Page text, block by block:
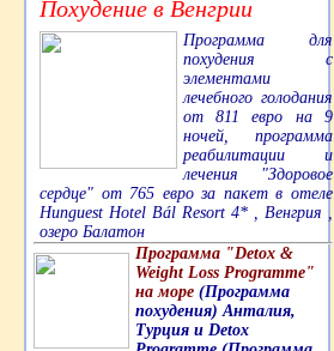
Похудение в Венгрии
Программа для
похудения с
элементами
лечебного голодания
от 811 евро на 9
ночей, программа
реабилитации и
лечения "Здоровое
сердце" от 765 евро за пакет в отеле
Hunguest Hotel Bál Resort 4* , Венгрия ,
озеро Балатон
Программа "Detox &
Weight Loss Programme"
на море (Программа
похудения) Анталия,
Турция и Detox